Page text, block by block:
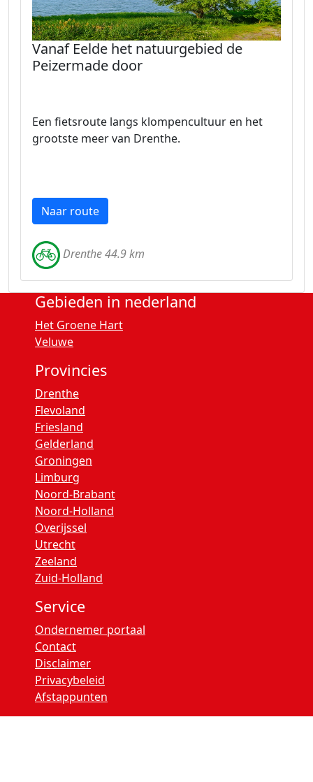
Vanaf Eelde het natuurgebied de
Peizermade door
Een fietsroute langs klompencultuur en het
grootste meer van Drenthe.
Naar route
Drenthe 44.9 km
Gebieden in nederland
Het Groene Hart
Veluwe
Provincies
Drenthe
Flevoland
Friesland
Gelderland
Groningen
Limburg
Noord-Brabant
Noord-Holland
Overijssel
Utrecht
Zeeland
Zuid-Holland
Service
Ondernemer portaal
Contact
Disclaimer
Privacybeleid
Afstappunten